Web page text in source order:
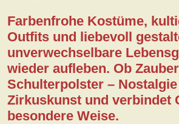
Farbenfrohe Kostüme,
Outfits und liebevoll
unverwechselbare
wieder aufleben. Ob
Schulterpolster –
Zirkuskunst und verbindet
besondere Weise.